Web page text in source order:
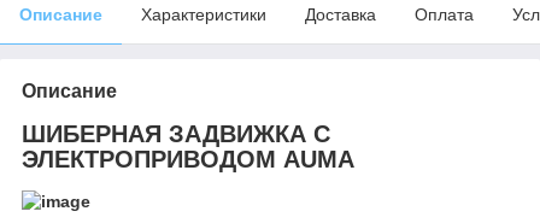
Описание Характеристики Доставка Оплата
Описание
ШИБЕРНАЯ ЗАДВИЖКА С
ЭЛЕКТРОПРИВОДОМ AUMA